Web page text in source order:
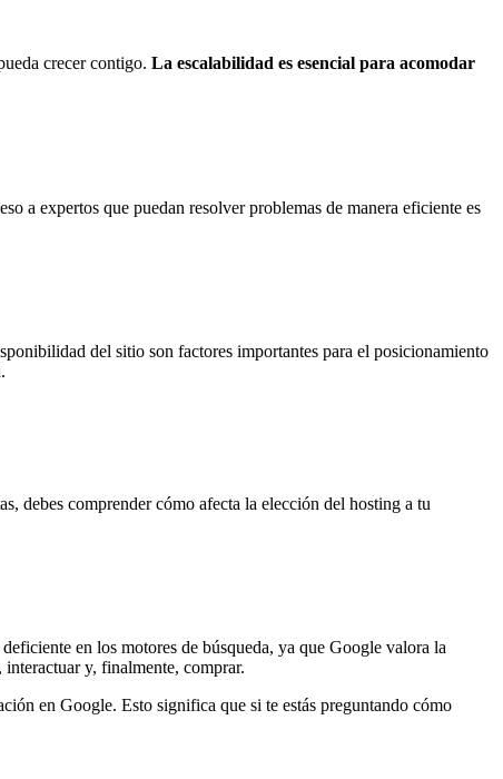
crecer contigo. La escalabilidad es esencial para acomodar
a expertos que puedan resolver problemas de manera eficiente es
del sitio son factores importantes para el posicionamiento
debes comprender cómo afecta la elección del hosting a tu
en los motores de búsqueda, ya que Google valora la
y, finalmente, comprar.
en Google. Esto significa que si te estás preguntando cómo